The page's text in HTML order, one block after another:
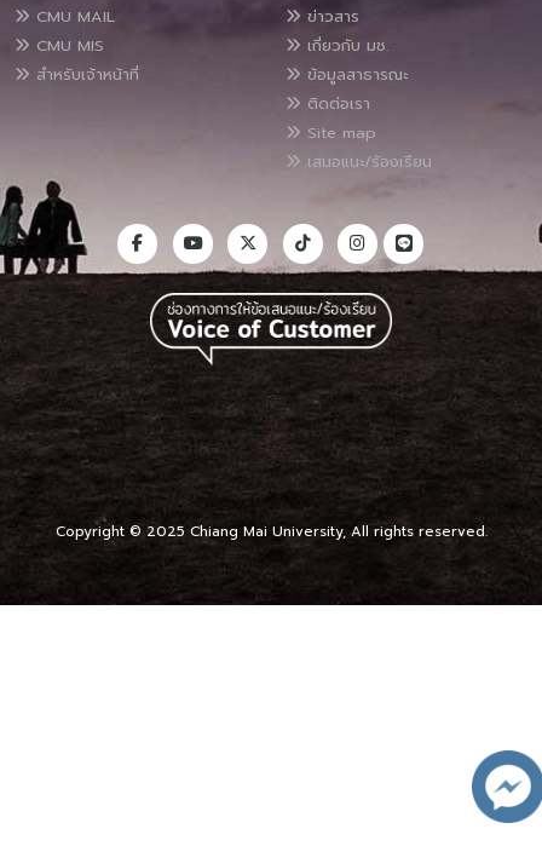
CMU MAIL
CMU MIS
สำหรับเจ้าหน้าที่
ข่าวสาร
เกี่ยวกับ มช.
ข้อมูลสาธารณะ
ติดต่อเรา
Site map
เสนอแนะ/ร้องเรียน
Copyright © 2025 Chiang Mai University, All rights reserved.